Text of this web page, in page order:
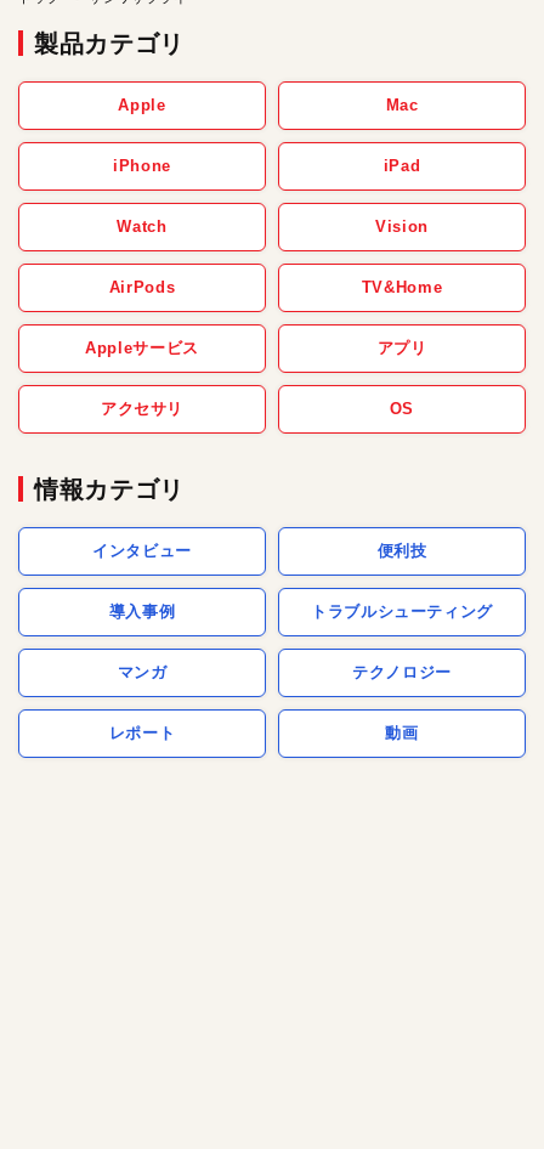
製品カテゴリ
Apple Mac
iPhone iPad
Watch Vision
AirPods TV&Home
Appleサービス アプリ
アクセサリ OS
情報カテゴリ
インタビュー 便利技
導入事例 トラブルシューティング
マンガ テクノロジー
レポート 動画